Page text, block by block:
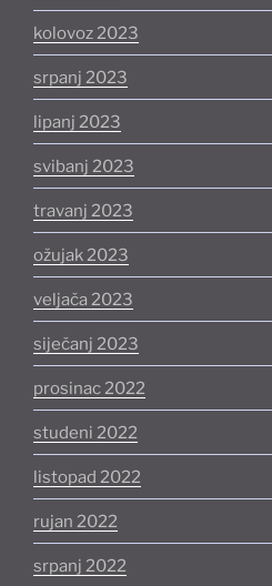
kolovoz 2023
srpanj 2023
lipanj 2023
svibanj 2023
travanj 2023
ožujak 2023
veljača 2023
siječanj 2023
prosinac 2022
studeni 2022
listopad 2022
rujan 2022
srpanj 2022